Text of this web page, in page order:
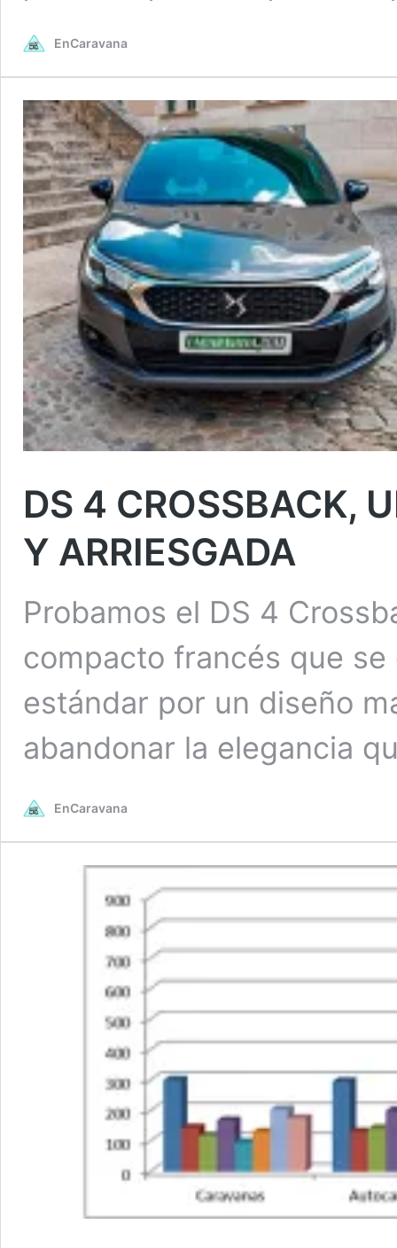
EnCaravana
DS 4 CROSSBACK,
Y ARRIESGADA
Probamos el DS 4
compacto francés que
estándar por un diseño
abandonar la elegancia
EnCaravana